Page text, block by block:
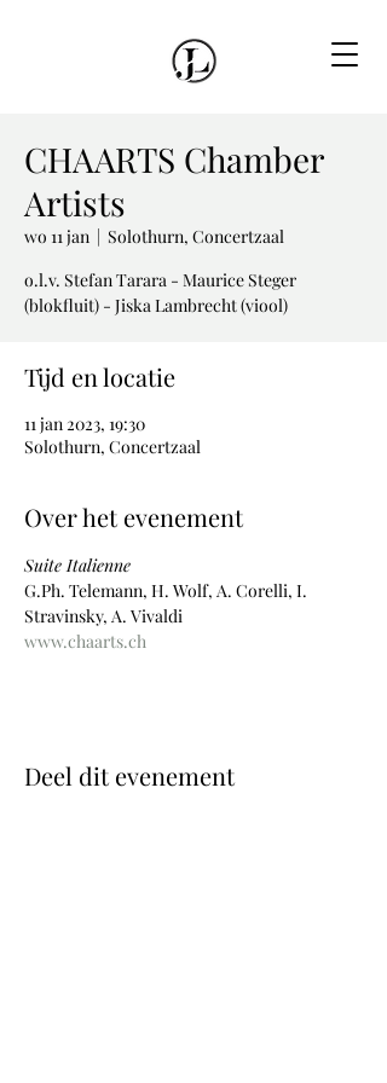
CHAARTS Chamber
Artists
wo 11 jan
  |
Solothurn, Concertzaal
o.l.v. Stefan Tarara - Maurice Steger
(blokfluit) - Jiska Lambrecht (viool)
Tijd en locatie
11 jan 2023, 19:30
Solothurn, Concertzaal
Over het evenement
Suite Italienne
G.Ph. Telemann, H. Wolf, A. Corelli, I.
Stravinsky, A. Vivaldi
www.chaarts.ch
Deel dit evenement